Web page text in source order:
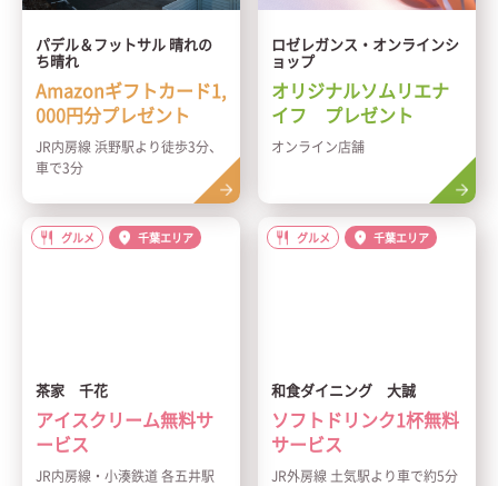
パデル＆フットサル 晴れの
ち晴れ
Amazonギフトカード1,
000円分プレゼント
JR内房線 浜野駅より徒歩3分、
車で3分
ロゼレガンス・オンラインシ
ョップ
オリジナルソムリエナ
イフ プレゼント
オンライン店舗
グルメ 千葉エリア
茶家 千花
アイスクリーム無料サ
ービス
JR内房線・小湊鉄道 各五井駅
グルメ 千葉エリア
和食ダイニング 大誠
ソフトドリンク1杯無料
サービス
JR外房線 土気駅より車で約5分